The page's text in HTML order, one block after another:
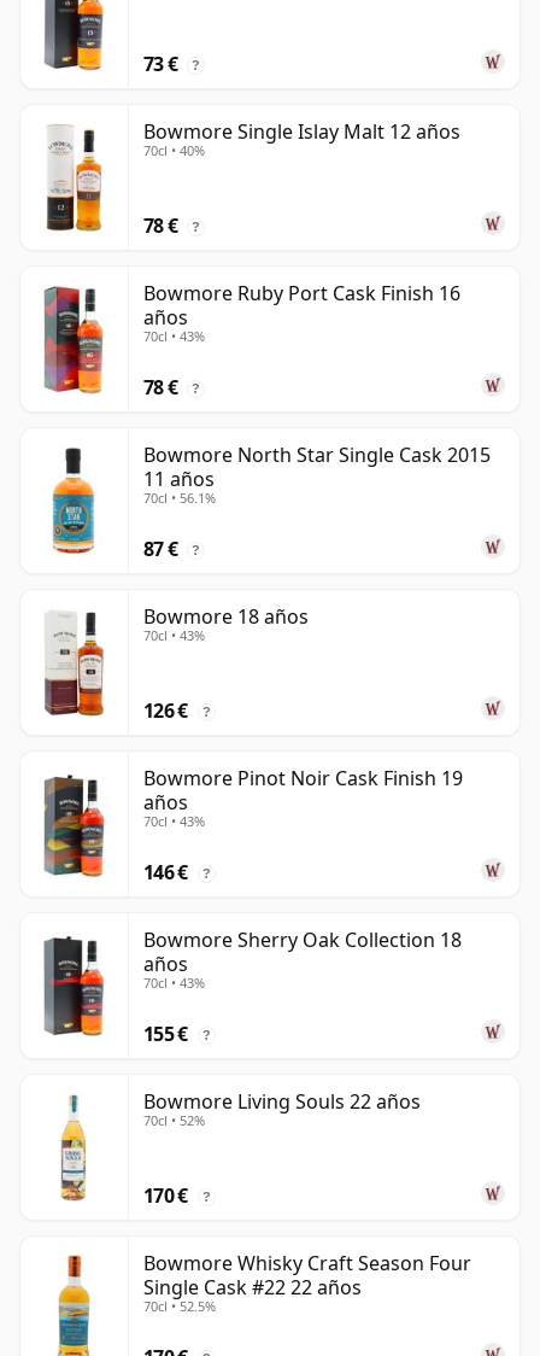
73 € ?
Bowmore Single Islay Malt 12 años
70cl • 40%
78 € ?
Bowmore Ruby Port Cask Finish 16
años
70cl • 43%
78 € ?
Bowmore North Star Single Cask 2015
11 años
70cl • 56.1%
87 € ?
Bowmore 18 años
70cl • 43%
126 € ?
Bowmore Pinot Noir Cask Finish 19
años
70cl • 43%
146 € ?
Bowmore Sherry Oak Collection 18
años
70cl • 43%
155 € ?
Bowmore Living Souls 22 años
70cl • 52%
170 € ?
Bowmore Whisky Craft Season Four
Single Cask #22 22 años
70cl • 52.5%